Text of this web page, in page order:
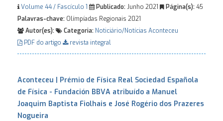
Volume 44 / Fascículo 1 Publicado:Junho 2021 Página(s):45
Palavras-chave: Olímpíadas Regionais 2021
Autor(es):
Categoria: Noticiário/Notícias Aconteceu
PDF do artigo
revista integral
Aconteceu | Prémio de Física Real Sociedad Española
de Física - Fundación BBVA atribuído a Manuel
Joaquim Baptista Fiolhais e José Rogério dos Prazeres
Nogueira